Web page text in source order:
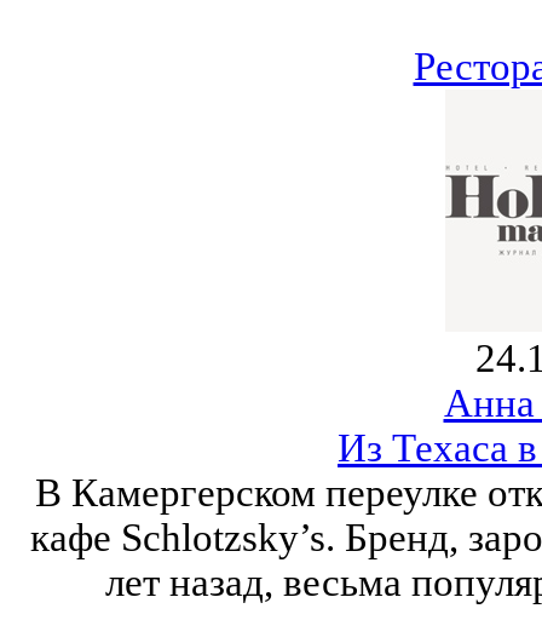
Анна
Из Техаса
В Камергерском переулке
кафе Schlotzsky’s. Бренд,
лет назад, весьма